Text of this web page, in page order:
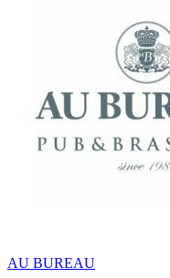
AU BUREAU